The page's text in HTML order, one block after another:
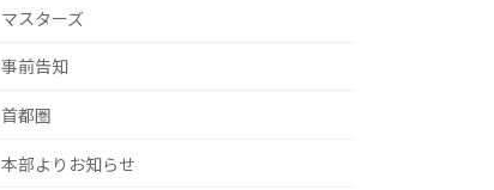
マスターズ
事前告知
首都圏
本部よりお知らせ